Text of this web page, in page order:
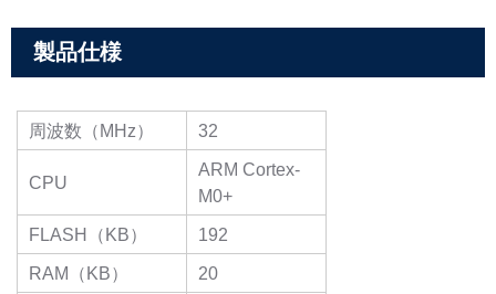
製品仕様
周波数（MHz） 32
CPU
ARM Cortex-
M0+
FLASH（KB）
192
RAM（KB）
20